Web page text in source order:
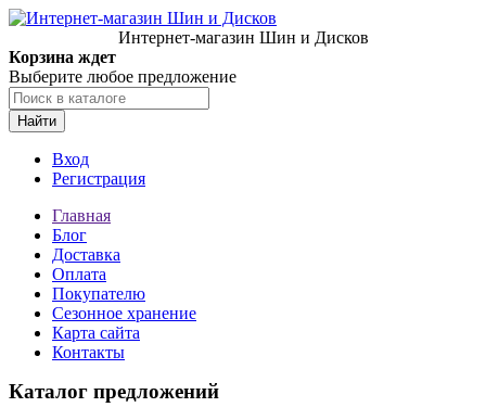
Интернет-магазин Шин и Дисков
Корзина ждет
Выберите любое предложение
Найти
Вход
Регистрация
Главная
Блог
Доставка
Оплата
Покупателю
Сезонное хранение
Карта сайта
Контакты
Каталог предложений